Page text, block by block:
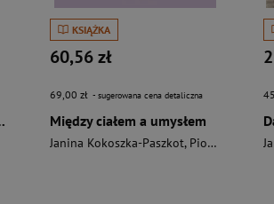
2026
KSIĄŻKA
60,56 zł
69,00 zł - sugerowana cena detaliczna
Między ciałem a umysłem
Janina Kokoszka-Paszkot, Piotr Wierzbiński